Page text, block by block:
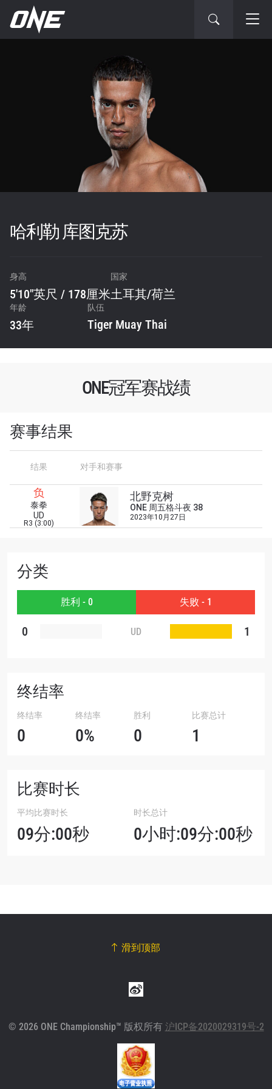
哈利勒 库图克苏
身高
5'10"英尺 / 178厘米
国家
土耳其/荷兰
年龄
33年
队伍
Tiger Muay Thai
ONE冠军赛战绩
赛事结果
结果 对手和赛事
负
泰拳
UD
R3 (3:00)
北野克树
ONE 周五格斗夜 38
2023年10月27日
分类
胜利 - 0 失败 - 1
0 UD 1
终结率
终结率
0
终结率
0%
胜利
0
比赛总计
1
比赛时长
平均比赛时长
09分:00秒
时长总计
0小时:09分:00秒
滑到顶部
© 2026 ONE Championship™ 版权所有 沪ICP备2020029319号-2
查看集锦
浏览了解更多
在任何地域观看ONE冠军赛，现在注册获得权限了
解最新资讯、解锁特别福利以及优先机遇获得直播
场次的最佳座位！
邮箱
名字
订阅